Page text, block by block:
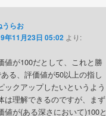
うらお
年11月23日 05:02 より:
値が100だとして、これと勝
る、評価値が50以上の指し
ックアップしたいというよう
は理解できるのですが、まず
値が(ある深さにおいて)100と